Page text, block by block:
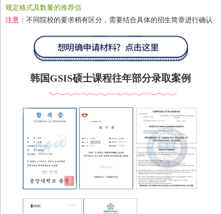
规定格式及数量的推荐信
注意：不同院校的要求稍有区分，需要结合具体的招生简章进行确认
韩国GSIS硕士课程往年部分录取案例